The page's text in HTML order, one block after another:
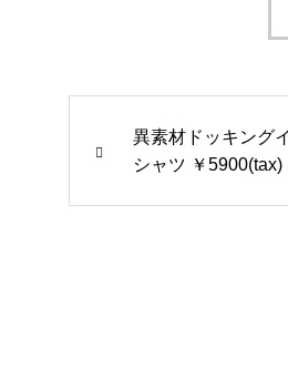
異素材ドッキング
シャツ ￥5900(tax)